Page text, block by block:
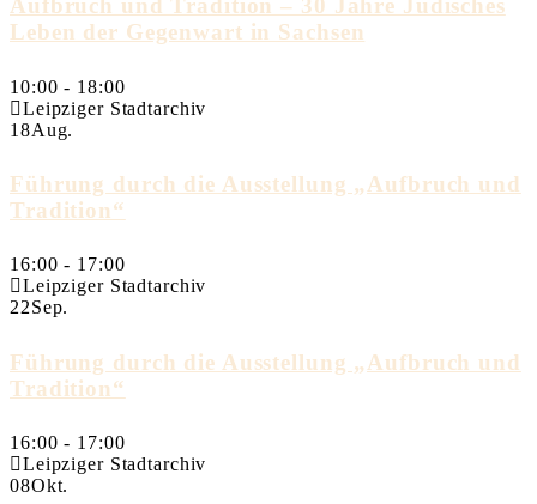
Aufbruch und Tradition – 30 Jahre Jüdisches
Leben der Gegenwart in Sachsen
10:00 - 18:00
Leipziger Stadtarchiv
18Aug.
Führung durch die Ausstellung „Aufbruch und
Tradition“
16:00 - 17:00
Leipziger Stadtarchiv
22Sep.
Führung durch die Ausstellung „Aufbruch und
Tradition“
16:00 - 17:00
Leipziger Stadtarchiv
08Okt.